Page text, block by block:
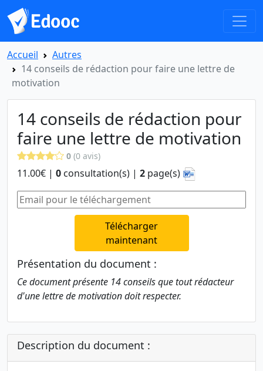
Accueil
Autres
14 conseils de rédaction pour faire une lettre de
motivation
14 conseils de rédaction pour
faire une lettre de motivation
0 (0 avis)
11.00€ | 0 consultation(s) | 2 page(s)
Télécharger
maintenant
Présentation du document :
Ce document présente 14 conseils que tout rédacteur
d'une lettre de motivation doit respecter.
Description du document :